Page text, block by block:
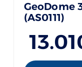
GeoDome
(AS0111)